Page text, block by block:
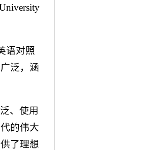
语对照
泛，涵
、使用
的伟大
了理想